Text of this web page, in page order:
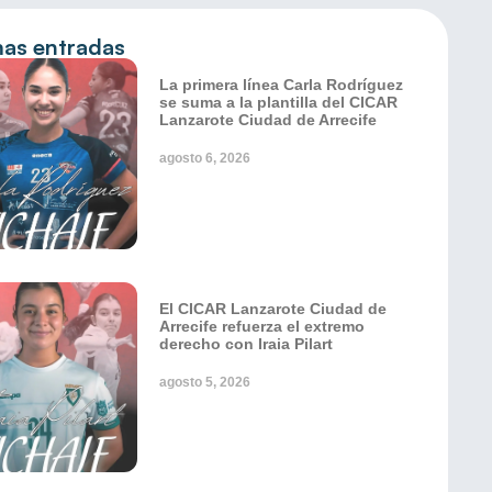
entradas
La primera línea Carla Rodríguez
se suma a la plantilla del CICAR
Lanzarote Ciudad de Arrecife
agosto 6, 2026
El CICAR Lanzarote Ciudad de
Arrecife refuerza el extremo
derecho con Iraia Pilart
agosto 5, 2026